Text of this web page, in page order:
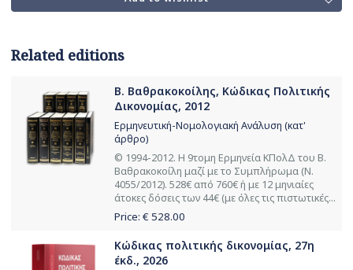
Related editions
Β. Βαθρακοκοίλης, Κώδικας Πολιτικής
Δικονομίας, 2012
Ερμηνευτική-Νομολογιακή Ανάλυση (κατ'
άρθρο)
© 1994-2012. Η 9τομη Ερμηνεία ΚΠολΔ του Β.
Βαθρακοκοίλη μαζί με το Συμπλήρωμα (Ν.
4055/2012). 528€ από 760€ ή με 12 μηνιαίες
άτοκες δόσεις των 44€ (με όλες τις πιστωτικές...
Price: € 528.00
Κώδικας πολιτικής δικονομίας, 27η
έκδ., 2026